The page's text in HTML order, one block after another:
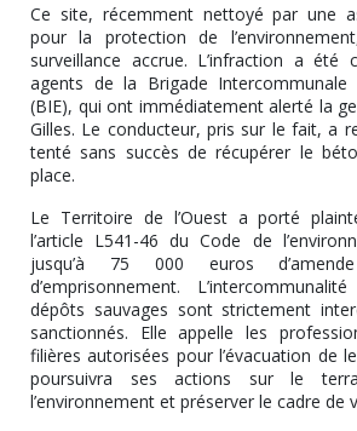
Ce site, récemment nettoyé par une
pour la protection de
surveillance accrue. L’infraction a été
agents de la Brigade Intercommunale
(BIE), qui ont immédiatement alerté la
Gilles. Le conducteur, pris sur le fait, a
tenté sans succès de récupérer le
place.
Le Territoire de l’Ouest a porté
l’article L541-46 du Code de
jusqu’à 75 000 euros
d’emprisonnement.
dépôts sauvages sont strictement
sanctionnés. Elle appelle les
filières autorisées pour l’évacuation de
poursuivra ses actions sur le
l’environnement et préserver le cadre de